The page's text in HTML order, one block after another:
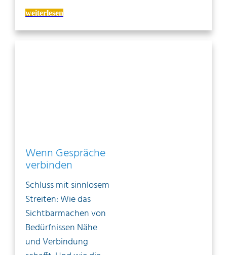
weiterlesen
Wenn Gespräche
verbinden
Schluss mit sinnlosem
Streiten: Wie das
Sichtbarmachen von
Bedürfnissen Nähe
und Verbindung